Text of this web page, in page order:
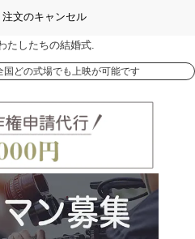
注文のキャンセル
たしたちの結婚式.
国どの式場でも上映が可能です